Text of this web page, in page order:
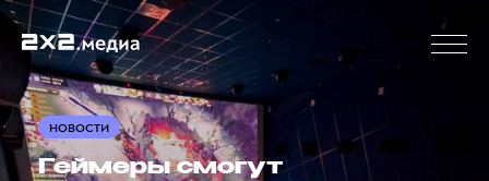
НОВОСТИ
Геймеры смогут